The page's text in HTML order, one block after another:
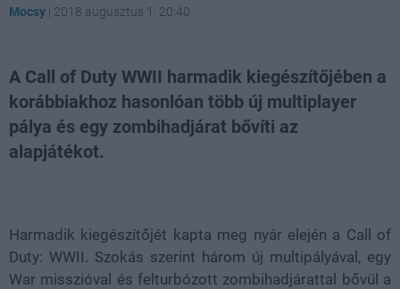
Mocsy | 2018 augusztus 1. 20:40
A Call of Duty WWII harmadik kiegészítőjében a
korábbiakhoz hasonlóan több új multiplayer
pálya és egy zombihadjárat bővíti az
alapjátékot.
Harmadik kiegészítőjét kapta meg nyár elején a Call of
Duty: WWII. Szokás szerint három új multipályával, egy
War misszióval és felturbózott zombihadjárattal bővül a